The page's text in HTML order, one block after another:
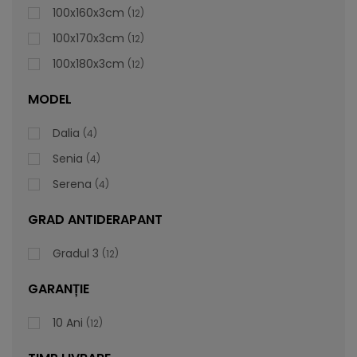
Cădiță De Duș Dalia, Gri, Cu Sifon Inclus
100x160x3cm 12
100x170x3cm 12
100x180x3cm 12
MODEL
Dalia 4
Senia 4
Serena 4
GRAD ANTIDERAPANT
Gradul 3 12
GARANȚIE
10 Ani 12